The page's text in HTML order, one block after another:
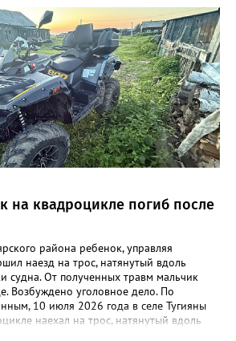
произошло воспламенение.
повреждения, от которых
Няганским межрайонным следственным
дело по ч. 2 ст. 143 УК РФ. Проводятся
для установления всех обстоятельств.
на квадроцикле погиб после
района ребенок, управляя
наезд на трос, натянутый вдоль
судна. От полученных травм мальчик
Возбуждено уголовное дело. По
10 июля 2026 года в селе Тугияны
наехал на трос, натянутый вдоль